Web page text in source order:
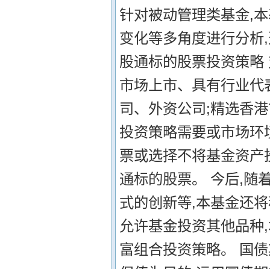
针对被动管理类基金,
变化等多角度进行分
股通标的股票投资策
市场上市、具有行业
司、外资公司;精选香
投资策略需要或市场
票或选择不将基金资
通标的股票。 今后,随
式的创新等,本基金还
允许基金投资其他品
富组合投资策略。 国